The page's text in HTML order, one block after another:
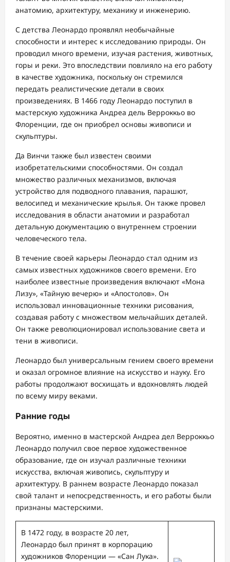
анатомию, архитектуру, механику и инженерию.
С детства Леонардо проявлял необычайные
способности и интерес к исследованию природы. Он
проводил много времени, изучая растения, животных,
горы и реки. Это впоследствии повлияло на его работу
в качестве художника, поскольку он стремился
передать реалистические детали в своих
произведениях. В 1466 году Леонардо поступил в
мастерскую художника Андреа дель Верроккьо во
Флоренции, где он приобрел основы живописи и
скульптуры.
Да Винчи также был известен своими
изобретательскими способностями. Он создал
множество различных механизмов, включая
устройство для подводного плавания, парашют,
велосипед и механические крылья. Он также провел
исследования в области анатомии и разработал
детальную документацию о внутреннем строении
человеческого тела.
В течение своей карьеры Леонардо стал одним из
самых известных художников своего времени. Его
наиболее известные произведения включают «Мона
Лизу», «Тайную вечерю» и «Апостолов». Он
использовал инновационные техники рисования,
создавая работу с множеством мельчайших деталей.
Он также революционировал использование света и
тени в живописи.
Леонардо был универсальным гением своего времени
и оказал огромное влияние на искусство и науку. Его
работы продолжают восхищать и вдохновлять людей
по всему миру веками.
Ранние годы
Вероятно, именно в мастерской Андреа дел Верроккьо
Леонардо получил свое первое художественное
образование, где он изучал различные техники
искусства, включая живопись, скульптуру и
архитектуру. В раннем возрасте Леонардо показал
свой талант и непосредственность, и его работы были
признаны мастерскими.
В 1472 году, в возрасте 20 лет,
Леонардо был принят в корпорацию
художников Флоренции — «Сан Лука».